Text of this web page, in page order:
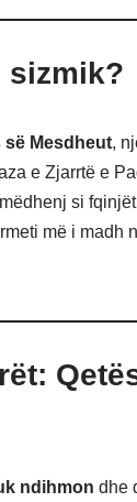
sizmik?
së Mesdheut,
e Zjarrtë e
si
më i madh
ndihmon dhe